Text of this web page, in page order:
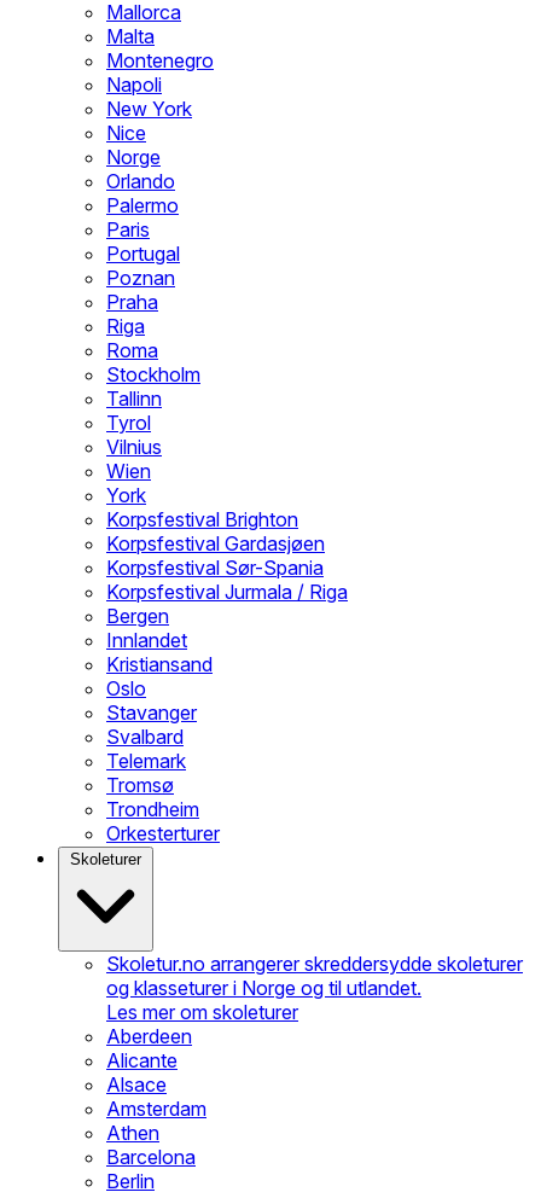
Mallorca
Malta
Montenegro
Napoli
New York
Nice
Norge
Orlando
Palermo
Paris
Portugal
Poznan
Praha
Riga
Roma
Stockholm
Tallinn
Tyrol
Vilnius
Wien
York
Korpsfestival Brighton
Korpsfestival Gardasjøen
Korpsfestival Sør-Spania
Korpsfestival Jurmala / Riga
Bergen
Innlandet
Kristiansand
Oslo
Stavanger
Svalbard
Telemark
Tromsø
Trondheim
Orkesterturer
Skoleturer
Skoletur.no arrangerer skreddersydde skoleturer
og klasseturer i Norge og til utlandet.
Les mer om skoleturer
Aberdeen
Alicante
Alsace
Amsterdam
Athen
Barcelona
Berlin